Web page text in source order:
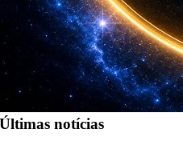
Últimas notícias